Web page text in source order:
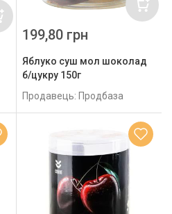
Яблуко суш мол шоколад
б/цукру 150г
Продавець: Продбаза
199,80 грн